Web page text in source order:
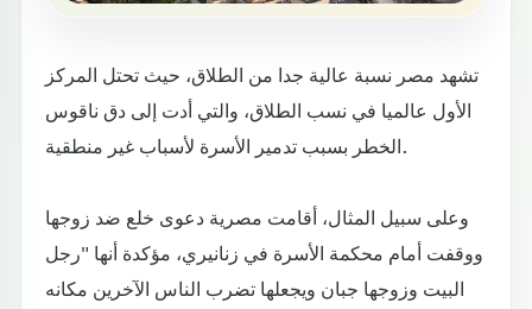
تشهد مصر نسبة عالية جدا من الطلاق، حيث تحتل المركز
الأول عالميا في نسب الطلاق، والتي أدت إلى دق ناقوس
الخطر بسبب تدمير الأسرة لأسباب غير منطقية.
وعلى سبيل المثال، أقامت مصرية دعوى خلع ضد زوجها
ووقفت أمام محكمة الأسرة في زنانيري، مؤكدة أنها "رجل
البيت وزوجها جبان ويجعلها تضرب الناس الآخرين مكانه